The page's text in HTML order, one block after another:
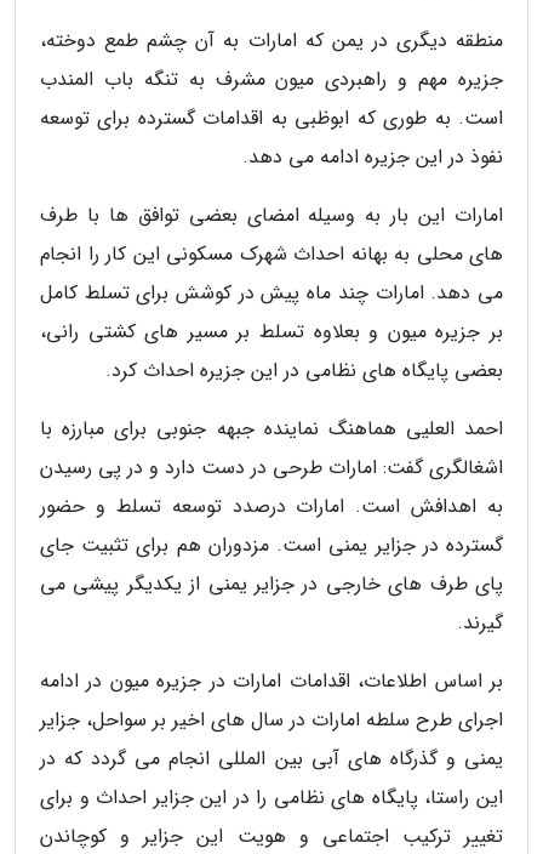
منطقه دیگری در یمن که امارات به آن چشم طمع دوخته،
جزیره مهم و راهبردی میون مشرف به تنگه باب المندب
است. به طوری که ابوظبی به اقدامات گسترده برای توسعه
نفوذ در این جزیره ادامه می دهد.
امارات این بار به وسیله امضای بعضی توافق ها با طرف
های محلی به بهانه احداث شهرک مسکونی این کار را انجام
می دهد. امارات چند ماه پیش در کوشش برای تسلط کامل
بر جزیره میون و بعلاوه تسلط بر مسیر های کشتی رانی،
بعضی پایگاه های نظامی در این جزیره احداث کرد.
احمد العلیی هماهنگ نماینده جبهه جنوبی برای مبارزه با
اشغالگری گفت: امارات طرحی در دست دارد و در پی رسیدن
به اهدافش است. امارات درصدد توسعه تسلط و حضور
گسترده در جزایر یمنی است. مزدوران هم برای تثبیت جای
پای طرف های خارجی در جزایر یمنی از یکدیگر پیشی می
گیرند.
بر اساس اطلاعات، اقدامات امارات در جزیره میون در ادامه
اجرای طرح سلطه امارات در سال های اخیر بر سواحل، جزایر
یمنی و گذرگاه های آبی بین المللی انجام می گردد که در
این راستا، پایگاه های نظامی را در این جزایر احداث و برای
تغییر ترکیب اجتماعی و هویت این جزایر و کوچاندن